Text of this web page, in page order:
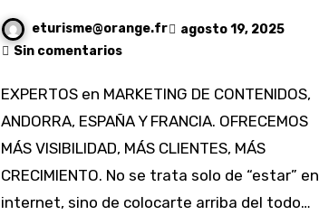
eturisme@orange.fr
agosto 19, 2025
Sin comentarios
EXPERTOS en MARKETING DE CONTENIDOS,
ANDORRA, ESPAÑA Y FRANCIA. OFRECEMOS
MÁS VISIBILIDAD, MÁS CLIENTES, MÁS
CRECIMIENTO. No se trata solo de “estar” en
internet, sino de colocarte arriba del todo…